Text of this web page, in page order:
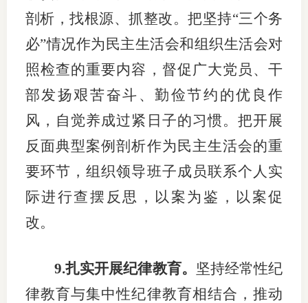
剖析，找根源、抓整改。把坚持“三个务
必”情况作为民主生活会和组织生活会对
照检查的重要内容，督促广大党员、干
部发扬艰苦奋斗、勤俭节约的优良作
风，自觉养成过紧日子的习惯。把开展
反面典型案例剖析作为民主生活会的重
要环节，组织领导班子成员联系个人实
际进行查摆反思，以案为鉴，以案促
改。
9.扎实开展纪律教育。 坚持经常性纪
律教育与集中性纪律教育相结合，推动